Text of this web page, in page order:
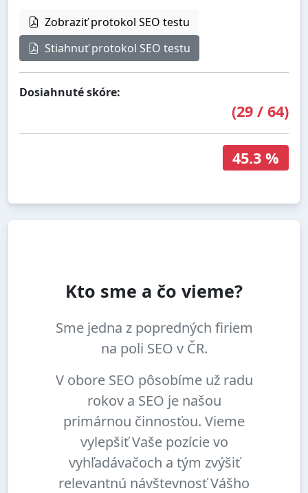
Zobraziť protokol SEO testu
Stiahnuť protokol SEO testu
Dosiahnuté skóre:
(29 / 64)
45.3 %
Kto sme a čo vieme?
Sme jedna z popredných firiem
na poli SEO v ČR.
V obore SEO pôsobíme už radu
rokov a SEO je našou
primárnou činnosťou. Vieme
vylepšiť Vaše pozície vo
vyhľadávačoch a tým zvýšiť
relevantnú návštevnosť Vášho